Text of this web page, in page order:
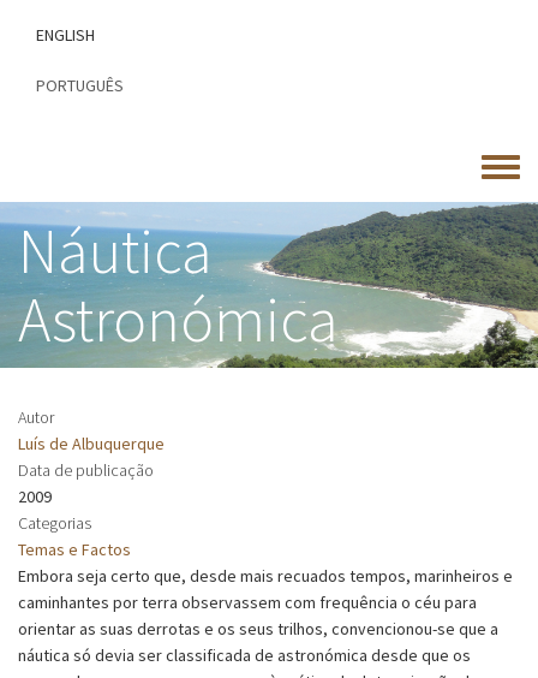
conteúdo
ENGLISH
PORTUGUÊS
Toggle
menu
Náutica
Astronómica
Autor
Luís de Albuquerque
Data de publicação
2009
Categorias
Temas e Factos
Embora seja certo que, desde mais recuados tempos, marinheiros e
caminhantes por terra observassem com frequência o céu para
orientar as suas derrotas e os seus trilhos, convencionou-se que a
náutica só devia ser classificada de astronómica desde que os